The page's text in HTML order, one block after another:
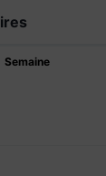
Semaine